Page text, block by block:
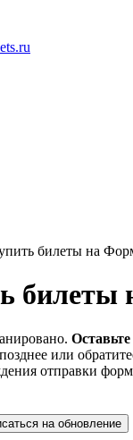
билеты на
билеты
или
отправки
на обновление